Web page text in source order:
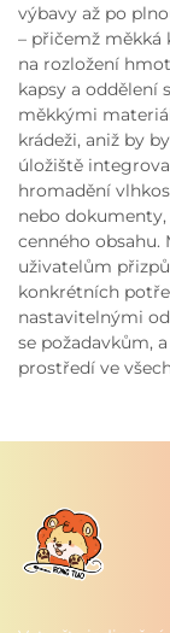
výbavy až po
– přičemž měkká
na rozložení
kapsy a oddělení
měkkými
krádeži, aniž by
úložiště
hromadění
nebo
cenného
uživatelům
konkrétních
nastavitelnými
se požadavkům,
prostředí ve